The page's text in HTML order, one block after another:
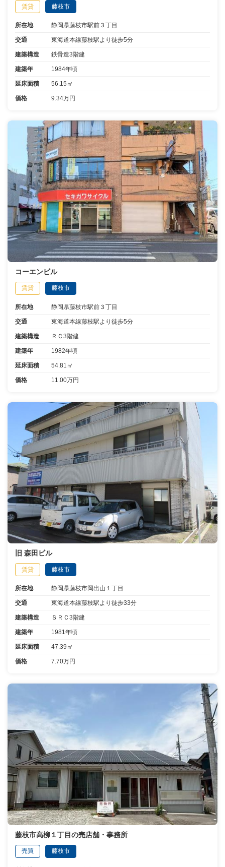
賃貸 藤枝市
所在地 静岡県藤枝市駅前３丁目
交通 東海道本線藤枝駅より徒歩5分
建築構造 鉄骨造3階建
建築年 1984年頃
延床面積 56.15㎡
価格 9.34万円
コーエンビル
賃貸 藤枝市
所在地 静岡県藤枝市駅前３丁目
交通 東海道本線藤枝駅より徒歩5分
建築構造 ＲＣ3階建
建築年 1982年頃
延床面積 54.81㎡
価格 11.00万円
旧 森田ビル
賃貸 藤枝市
所在地 静岡県藤枝市岡出山１丁目
交通 東海道本線藤枝駅より徒歩33分
建築構造 ＳＲＣ3階建
建築年 1981年頃
延床面積 47.39㎡
価格 7.70万円
藤枝市高柳１丁目の売店舗・事務所
売買 藤枝市